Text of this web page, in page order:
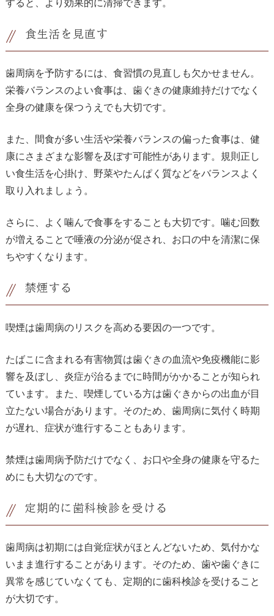
食生活を見直す
歯周病を予防するには、食習慣の見直しも欠かせません。
栄養バランスのよい食事は、歯ぐきの健康維持だけでなく
全身の健康を保つうえでも大切です。
また、間食が多い生活や栄養バランスの偏った食事は、健
康にさまざまな影響を及ぼす可能性があります。規則正し
い食生活を心掛け、野菜やたんぱく質などをバランスよく
取り入れましょう。
さらに、よく噛んで食事をすることも大切です。噛む回数
が増えることで唾液の分泌が促され、お口の中を清潔に保
ちやすくなります。
禁煙する
喫煙は歯周病のリスクを高める要因の一つです。
たばこに含まれる有害物質は歯ぐきの血流や免疫機能に影
響を及ぼし、炎症が治るまでに時間がかかることが知られ
ています。また、喫煙している方は歯ぐきからの出血が目
立たない場合があります。そのため、歯周病に気付く時期
が遅れ、症状が進行することもあります。
禁煙は歯周病予防だけでなく、お口や全身の健康を守るた
めにも大切なのです。
定期的に歯科検診を受ける
歯周病は初期には自覚症状がほとんどないため、気付かな
いまま進行することがあります。そのため、歯や歯ぐきに
異常を感じていなくても、定期的に歯科検診を受けること
が大切です。